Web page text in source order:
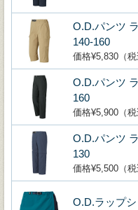
O.D.パンツ
140-160
価格¥5,830（税
O.D.パンツ
160
価格¥5,900（税
O.D.パンツ
130
価格¥5,500（税
O.D.ラップ